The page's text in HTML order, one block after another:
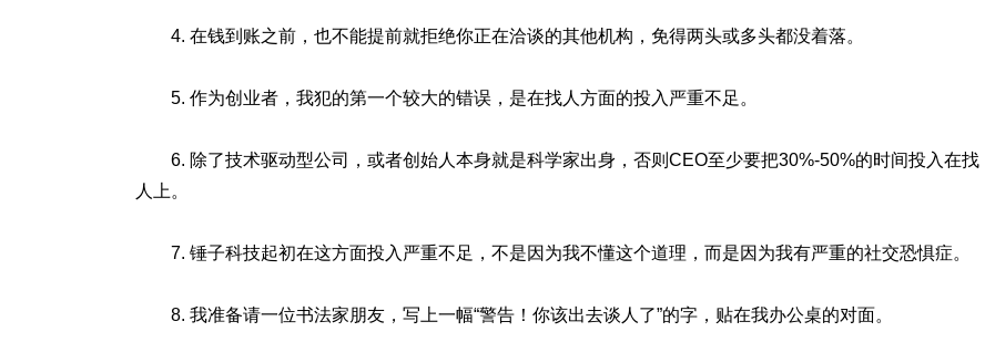
4. 在钱到账之前，也不能提前就拒绝你正在洽谈的其他机构，免得两头或多头都没着落。
5. 作为创业者，我犯的第一个较大的错误，是在找人方面的投入严重不足。
6. 除了技术驱动型公司，或者创始人本身就是科学家出身，否则CEO至少要把30%-50%的时间投入在找
人上。
7. 锤子科技起初在这方面投入严重不足，不是因为我不懂这个道理，而是因为我有严重的社交恐惧症。
8. 我准备请一位书法家朋友，写上一幅“警告！你该出去谈人了”的字，贴在我办公桌的对面。